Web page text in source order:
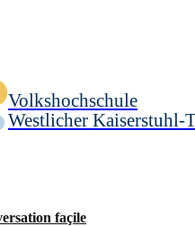
Volkshochschule
Westlicher Kaiserstuhl-
façile